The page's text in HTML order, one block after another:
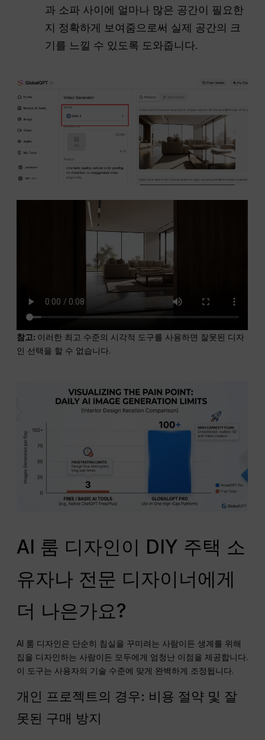
과 소파 사이에 얼마나 많은 공간이 필요한
지 정확하게 보여줌으로써 실제 공간의 크
기를 느낄 수 있도록 도와줍니다.
참고: 이러한 최고 수준의 시각적 도구를 사용하면 잘못된 디자
인 선택을 할 수 없습니다.
AI 룸 디자인이 DIY 주택 소
유자나 전문 디자이너에게
더 나은가요?
AI 룸 디자인은 단순히 침실을 꾸미려는 사람이든 생계를 위해
집을 디자인하는 사람이든 모두에게 엄청난 이점을 제공합니다.
이 도구는 사용자의 기술 수준에 맞게 완벽하게 조정됩니다.
개인 프로젝트의 경우: 비용 절약 및 잘
못된 구매 방지